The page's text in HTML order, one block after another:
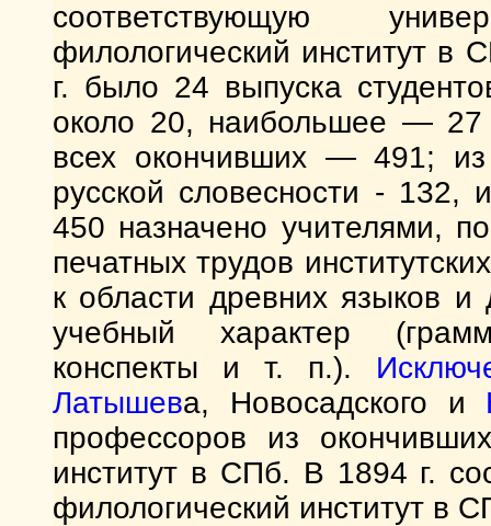
соответствующую
филологический институт
г. было 24 выпуска
около 20, наибольшее —
всех окончивших — 491;
русской словесности -
450 назначено учителями,
печатных трудов
к области древних языков
учебный характер
конспекты и т. п.).
Латышева, Новосадского и
профессоров из
институт в СПб. В 1894 г.
филологический институт в